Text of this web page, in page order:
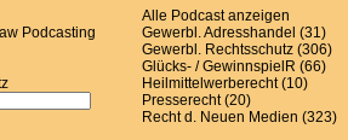
Podcasting
Alle Podcast anzeigen
Gewerbl. Adresshandel (31)
Gewerbl. Rechtsschutz (306)
Glücks- / GewinnspielR (66)
Heilmittelwerberecht (10)
Presserecht (20)
Recht d. Neuen Medien (323)